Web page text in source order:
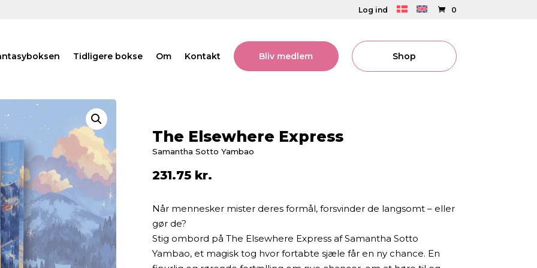
Log ind 0
Tidligere bokse Om Kontakt Bliv medlem Shop
The Elsewhere Express
Samantha Sotto Yambao
231.75 kr.
Når mennesker mister deres formål, forsvinder de langsomt – eller
gør de?
Stig ombord på The Elsewhere Express af Samantha Sotto
Yambao, et magisk tog hvor fortabte sjæle får en ny chance. En